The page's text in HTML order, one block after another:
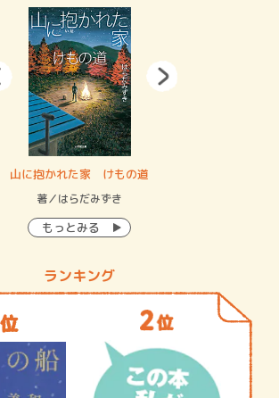
山に抱かれた家 けもの道
著／はらだみずき
もっとみる
ランキング